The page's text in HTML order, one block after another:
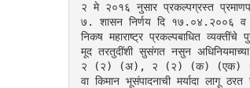
२ मे २०१६ नुसार प्रकल्पग्रस्त
७. शासन निर्णय दि १७.०४.२००६ व
निकष महाराष्ट्र प्रकल्पबाधित
मूद तरतुदींशी सुसंगत नसुन
२ (२) (अ), २ (२) (क) (एक) (दोन)
वा किमान भूसंपादनाची मर्यादा लागू ठरत